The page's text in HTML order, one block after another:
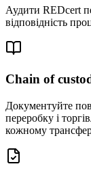
Аудити REDcert
відповідність
Chain of
Документуйте
переробку і
кожному